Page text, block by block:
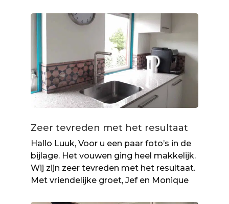
Zeer tevreden met het resultaat
Hallo Luuk, Voor u een paar foto’s in de
bijlage. Het vouwen ging heel makkelijk.
Wij zijn zeer tevreden met het resultaat.
Met vriendelijke groet, Jef en Monique